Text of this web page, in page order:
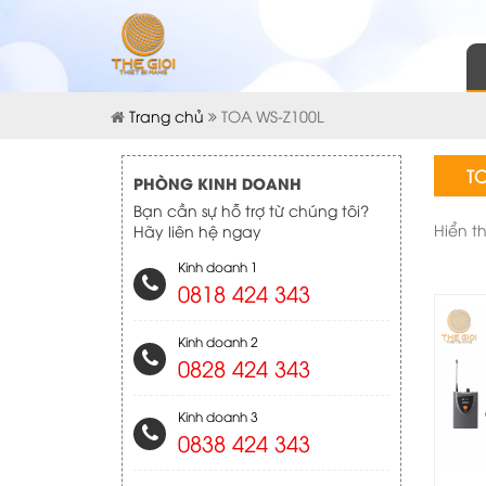
Trang chủ TOA WS-Z100L
PHÒNG KINH DOANH
Bạn cần sự hỗ trợ từ chúng tôi?
Hãy liên hệ ngay
Kinh doanh 1
0818 424 343
Kinh doanh 2
0828 424 343
Kinh doanh 3
0838 424 343
Hiển